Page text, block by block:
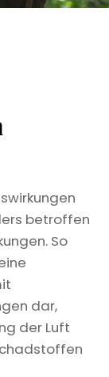
betroffen
So
dar,
der Luft